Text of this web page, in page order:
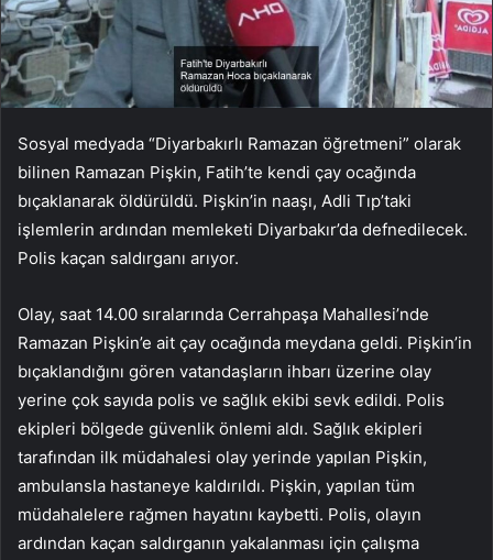
Sosyal medyada “Diyarbakırlı Ramazan öğretmeni” olarak
bilinen Ramazan Pişkin, Fatih’te kendi çay ocağında
bıçaklanarak öldürüldü. Pişkin’in naaşı, Adli Tıp’taki
işlemlerin ardından memleketi Diyarbakır’da defnedilecek.
Polis kaçan saldırganı arıyor.
Olay, saat 14.00 sıralarında Cerrahpaşa Mahallesi’nde
Ramazan Pişkin’e ait çay ocağında meydana geldi. Pişkin’in
bıçaklandığını gören vatandaşların ihbarı üzerine olay
yerine çok sayıda polis ve sağlık ekibi sevk edildi. Polis
ekipleri bölgede güvenlik önlemi aldı. Sağlık ekipleri
tarafından ilk müdahalesi olay yerinde yapılan Pişkin,
ambulansla hastaneye kaldırıldı. Pişkin, yapılan tüm
müdahalelere rağmen hayatını kaybetti. Polis, olayın
ardından kaçan saldırganın yakalanması için çalışma